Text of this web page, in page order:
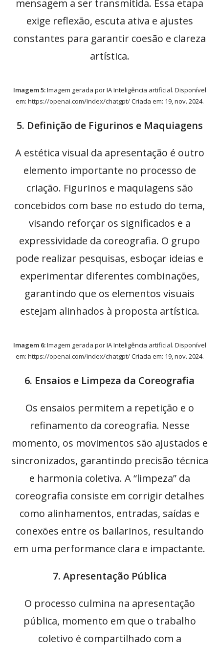
mensagem a ser transmitida. Essa etapa
exige reflexão, escuta ativa e ajustes
constantes para garantir coesão e clareza
artística.
Imagem 5:Imagem gerada por IA Inteligência artificial. Disponível
em: https://openai.com/index/chatgpt/Criada em: 19, nov. 2024.
5. Definição de Figurinos e Maquiagens
A estética visual da apresentação é outro
elemento importante no processo de
criação. Figurinos e maquiagens são
concebidos com base no estudo do tema,
visando reforçar os significados e a
expressividade da coreografia. O grupo
pode realizar pesquisas, esboçar ideias e
experimentar diferentes combinações,
garantindo que os elementos visuais
estejam alinhados à proposta artística.
Imagem 6:Imagem gerada por IA Inteligência artificial. Disponível
em: https://openai.com/index/chatgpt/Criada em: 19, nov. 2024.
6. Ensaios e Limpeza da Coreografia
Os ensaios permitem a repetição e o
refinamento da coreografia. Nesse
momento, os movimentos são ajustados e
sincronizados, garantindo precisão técnica
e harmonia coletiva. A “limpeza” da
coreografia consiste em corrigir detalhes
como alinhamentos, entradas, saídas e
conexões entre os bailarinos, resultando
em uma performance clara e impactante.
7. Apresentação Pública
O processo culmina na apresentação
pública, momento em que o trabalho
coletivo é compartilhado com a